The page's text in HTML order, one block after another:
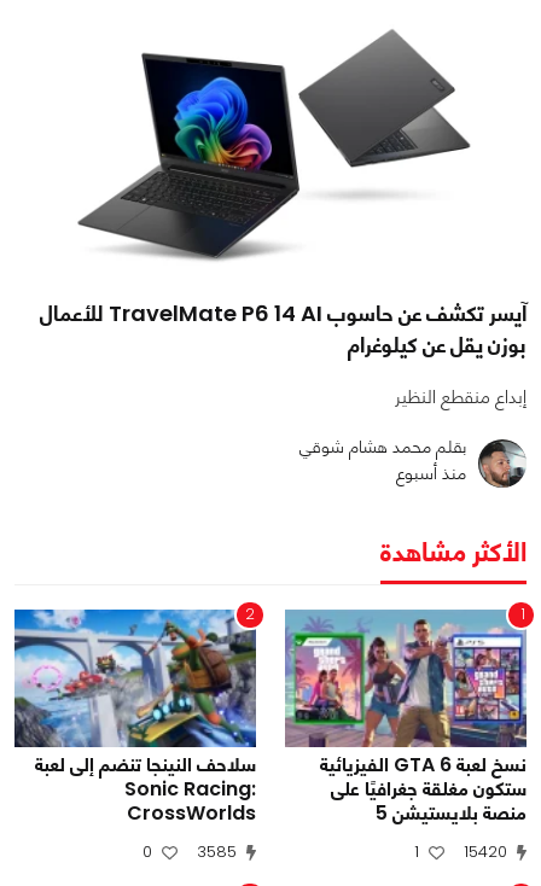
آيسر تكشف عن حاسوب TravelMate P6 14 AI للأعمال
بوزن يقل عن كيلوغرام
إبداع منقطع النظير
بقلم محمد هشام شوقي
منذ أسبوع
الأكثر مشاهدة
1
نسخ لعبة GTA 6 الفيزيائية
ستكون مغلقة جغرافيًا على
منصة بلايستيشن 5
15420
1
2
سلاحف النينجا تنضم إلى لعبة
Sonic Racing:
CrossWorlds
3585
0